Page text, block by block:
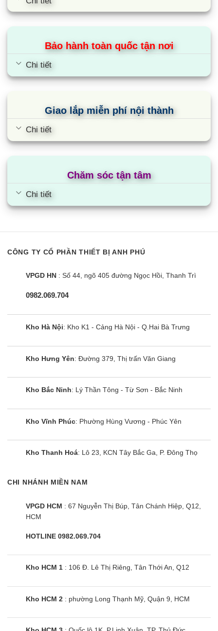
Bảo hành toàn quốc tận nơi
Chi tiết
Giao lắp miễn phí nội thành
Chi tiết
Chăm sóc tận tâm
Chi tiết
CÔNG TY CỔ PHẦN THIẾT BỊ ANH PHÚ
VPGD HN : Số 44, ngõ 405 đường Ngọc Hồi, Thanh Trì
0982.069.704
Kho Hà Nội: Kho K1 - Cảng Hà Nội - Q.Hai Bà Trưng
Kho Hưng Yên: Đường 379, Thị trấn Văn Giang
Kho Bắc Ninh: Lý Thần Tông - Từ Sơn - Bắc Ninh
Kho Vĩnh Phúc: Phường Hùng Vương - Phúc Yên
Kho Thanh Hoá: Lô 23, KCN Tây Bắc Ga, P. Đông Thọ
CHI NHÁNH MIỀN NAM
VPGD HCM : 67 Nguyễn Thị Búp, Tân Chánh Hiệp, Q12,
HCM
HOTLINE 0982.069.704
Kho HCM 1 : 106 Đ. Lê Thị Riêng, Tân Thới An, Q12
Kho HCM 2 : phường Long Thạnh Mỹ, Quận 9, HCM